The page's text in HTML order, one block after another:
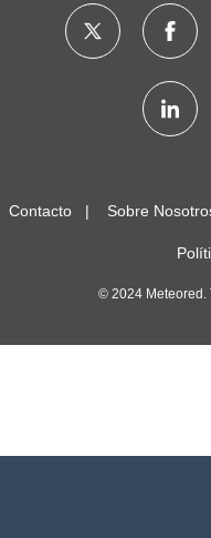
Contacto Sobre
© 2024 Meteored.